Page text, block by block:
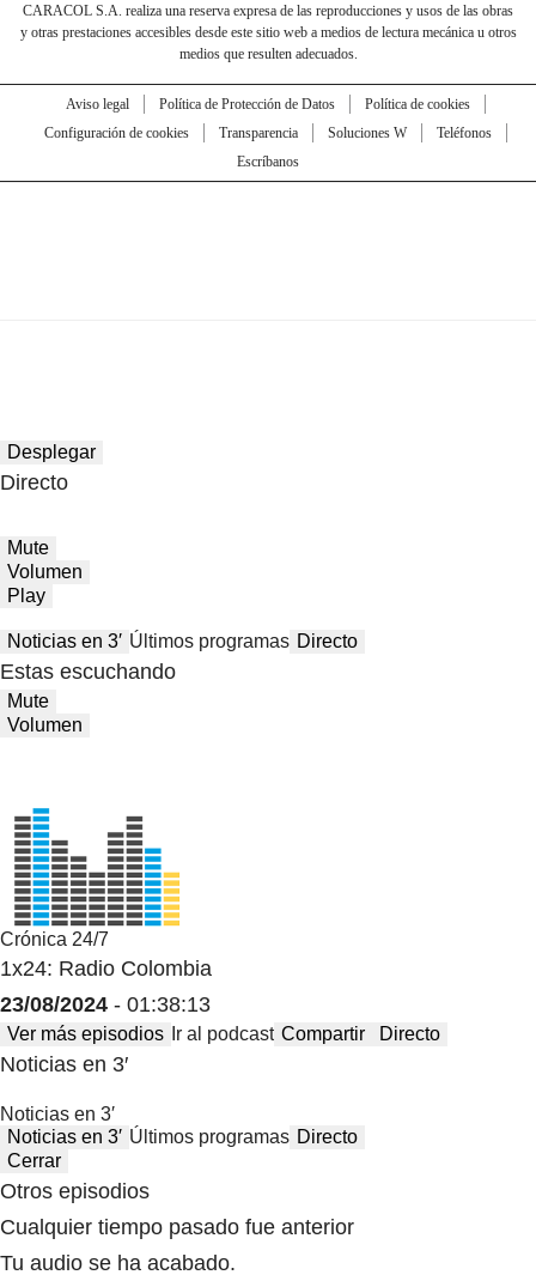
CARACOL S.A. realiza una reserva expresa de las reproducciones y usos de las obras
y otras prestaciones accesibles desde este sitio web a medios de lectura mecánica u otros
medios que resulten adecuados.
Aviso legal Política de Protección de Datos
Política de cookies
Configuración de cookies
Transparencia Soluciones W
Teléfonos
Escríbanos
Desplegar
Directo
Mute
Volumen
Play
Noticias en 3′ Últimos programas Directo
Estas escuchando
Mute
Volumen
Crónica 24/7
1x24: Radio Colombia
23/08/2024 - 01:38:13
Ver más episodios Ir al podcast Compartir Directo
Noticias en 3′
Noticias en 3′
Noticias en 3′ Últimos programas Directo
Cerrar
Otros episodios
Cualquier tiempo pasado fue anterior
Tu audio se ha acabado.